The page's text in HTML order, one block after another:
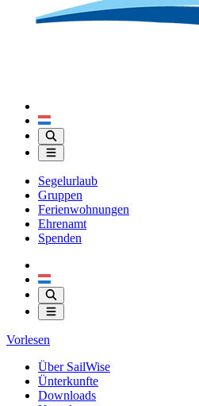
Segelurlaub
Gruppen
Ferienwohnungen
Ehrenamt
Spenden
Vorlesen
Über SailWise
Ünterkunfte
Downloads